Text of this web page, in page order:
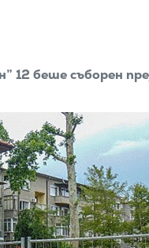
12 беше съборен